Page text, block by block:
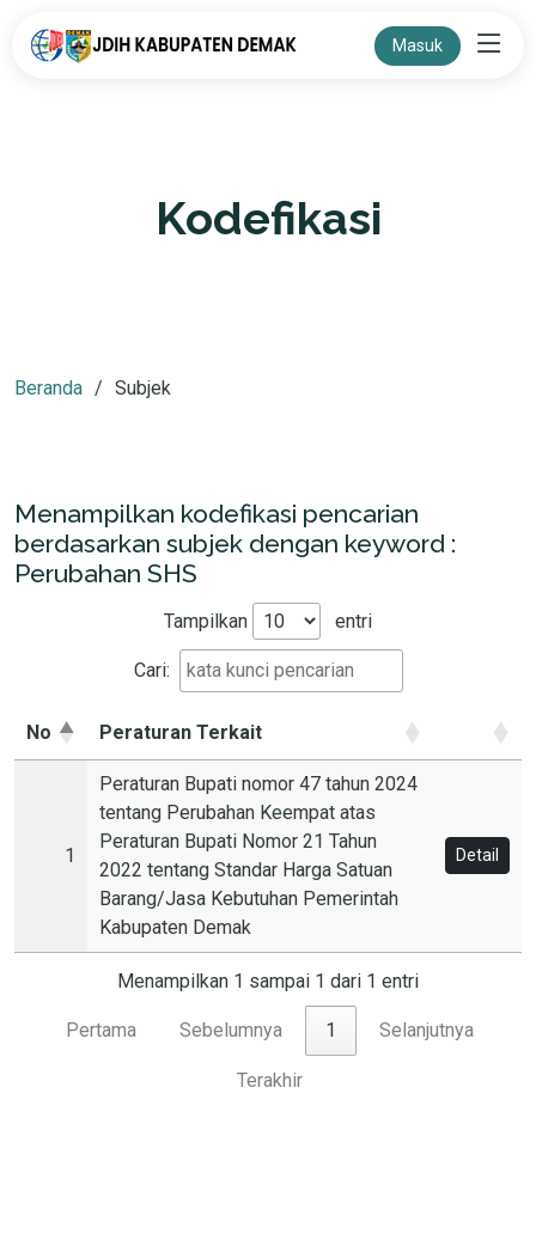
Masuk
Kodefikasi
Beranda Subjek
Menampilkan kodefikasi pencarian
berdasarkan subjek dengan keyword :
Perubahan SHS
Tampilkan entri
Cari:
No Peraturan Terkait
1
Peraturan Bupati nomor 47 tahun 2024
tentang Perubahan Keempat atas
Peraturan Bupati Nomor 21 Tahun
2022 tentang Standar Harga Satuan
Barang/Jasa Kebutuhan Pemerintah
Kabupaten Demak
Detail
Menampilkan 1 sampai 1 dari 1 entri
Pertama Sebelumnya 1 Selanjutnya
Terakhir